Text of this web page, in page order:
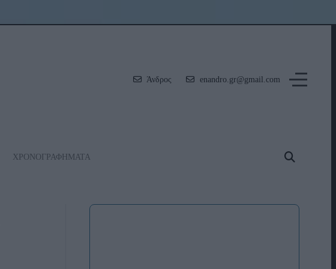
Άνδρος enandro.gr@gmail.com
ΧΡΟΝΟΓΡΑΦΗΜΑΤΑ